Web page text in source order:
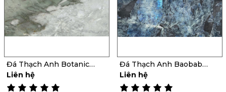
Đá Thạch Anh Botanic
Green
Liên hệ
Đá Thạch Anh Baobab
Lemurian
Liên hệ